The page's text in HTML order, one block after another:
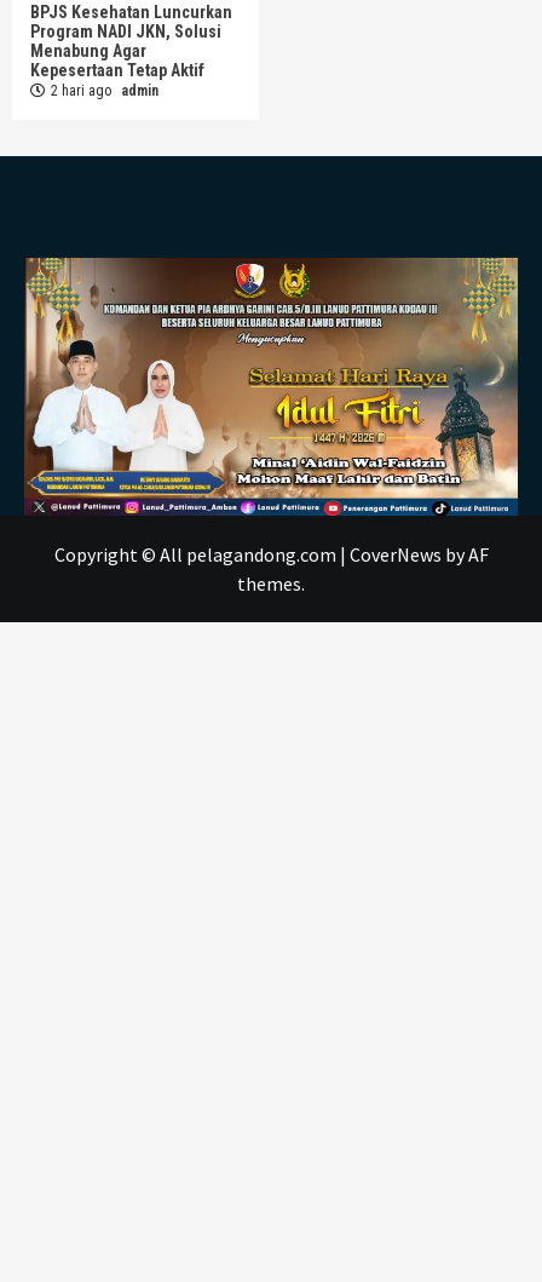
BPJS Kesehatan Luncurkan
Program NADI JKN, Solusi
Menabung Agar
Kepesertaan Tetap Aktif
2 hari ago admin
Copyright © All pelagandong.com | CoverNews by AF
themes.